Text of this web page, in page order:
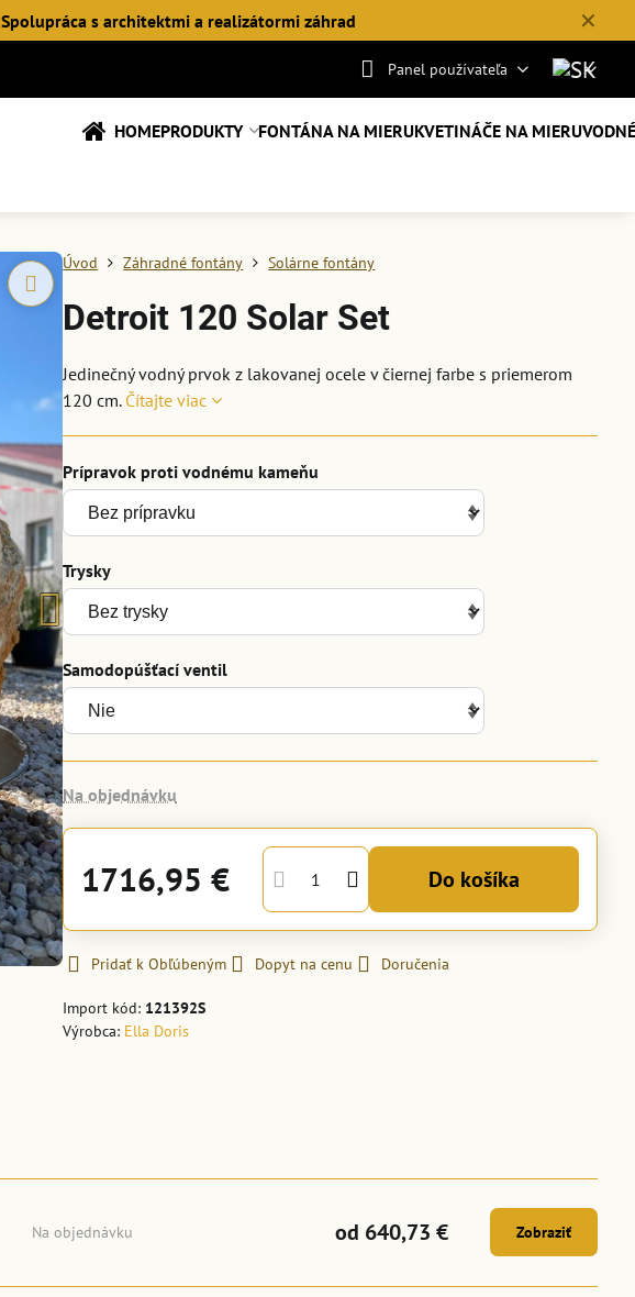
✕
Spolupráca s architektmi a realizátormi záhrad
Panel používateľa
HOMEPRODUKTY FONTÁNA NA MIERUKVETINÁČE NA MIERU
Úvod Záhradné fontány Solárne fontány
Detroit 120 Solar Set
Jedinečný vodný prvok z lakovanej ocele v čiernej farbe s priemerom
120 cm. Čítajte viac
Prípravok proti vodnému kameňu
Trysky
Samodopúšťací ventil
Na objednávku
1716,95 € Do košíka
Pridať k Obľúbeným Dopyt na cenu Doručenia
Import kód: 121392S
Výrobca: Ella Doris
Na objednávku
od 640,73 € Zobraziť